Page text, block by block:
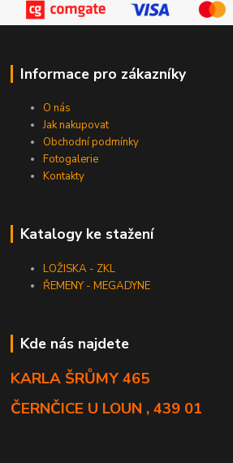
Informace pro zákazníky
O nás
Jak nakupovat
Obchodní podmínky
Fotogalerie
Kontakty
Katalogy ke stažení
LOŽISKA - ZKL
ŘEMENY - MEGADYNE
Kde nás najdete
KARLA ŠRŮMY 465
ČERNČICE U LOUN , 439 01